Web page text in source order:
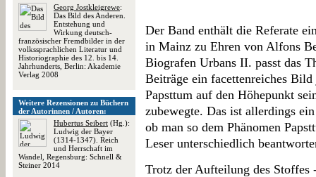
Georg Jostkleigrewe:
Das Bild des Anderen.
Entstehung und
Wirkung deutsch-
französischer Fremdbilder in der
volkssprachlichen Literatur und
Historiographie des 12. bis 14.
Jahrhunderts, Berlin: Akademie
Verlag 2008
Weitere Rezensionen zu Büchern
der Autorinnen / Autoren:
Hubertus Seibert (Hg.):
Ludwig der Bayer
(1314-1347). Reich
und Herrschaft im
Wandel, Regensburg: Schnell &
Steiner 2014
Der Band enthält die Referate
in Mainz zu Ehren von Alfons
Biografen Urbans II. passt das
Beiträge ein facettenreiches
Papsttum auf den Höhepunkt
zubewegte. Das ist allerdings
ob man so dem Phänomen
Leser unterschiedlich
Trotz der Aufteilung des